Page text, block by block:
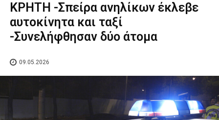
ΚΡΗΤΗ -Σπείρα ανηλίκων έκλεβε
αυτοκίνητα και ταξί
-Συνελήφθησαν δύο άτομα
09.05.2026